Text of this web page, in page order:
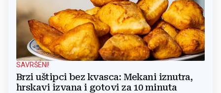
SAVRŠENI!
Brzi uštipci bez kvasca: Mekani iznutra,
hrskavi izvana i gotovi za 10 minuta